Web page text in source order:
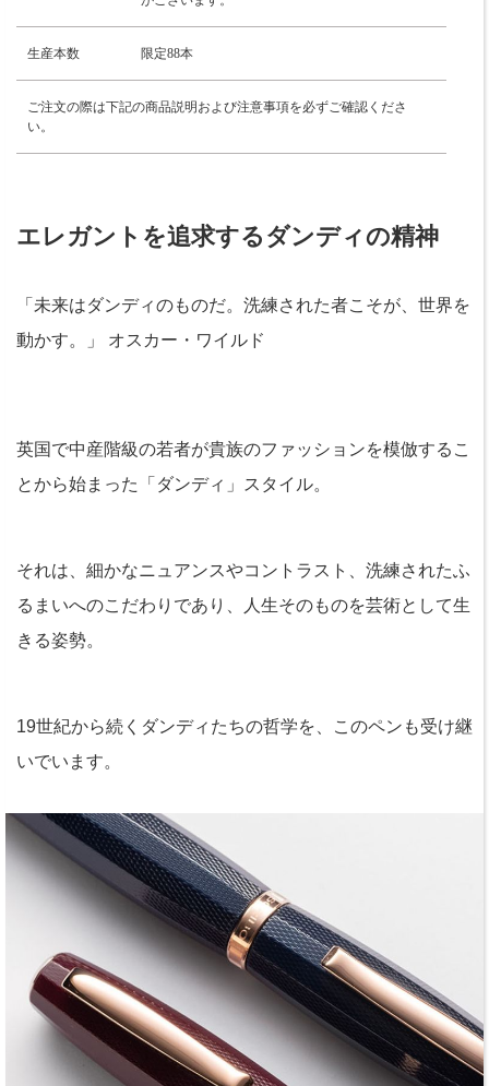
生産本数 限定88本
ご注文の際は下記の商品説明および注意事項を必ずご確認くださ
い。
エレガントを追求するダンディの精神
「未来はダンディのものだ。洗練された者こそが、世界を
動かす。」 オスカー・ワイルド
英国で中産階級の若者が貴族のファッションを模倣するこ
とから始まった「ダンディ」スタイル。
それは、細かなニュアンスやコントラスト、洗練されたふ
るまいへのこだわりであり、人生そのものを芸術として生
きる姿勢。
19世紀から続くダンディたちの哲学を、このペンも受け継
いでいます。